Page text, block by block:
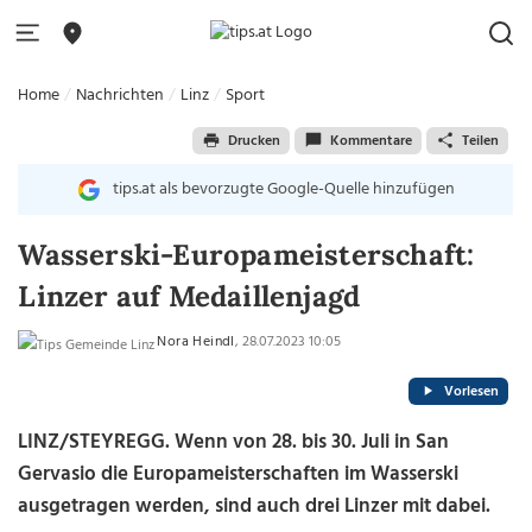
Home Nachrichten Linz Sport
Drucken Kommentare Teilen
tips.at als bevorzugte Google-Quelle hinzufügen
Wasserski-Europameisterschaft:
Linzer auf Medaillenjagd
Nora Heindl, 28.07.2023 10:05
Vorlesen
LINZ/STEYREGG.Wenn von 28. bis 30. Juli in San
Gervasio die Europameisterschaften im Wasserski
ausgetragen werden, sind auch drei Linzer mit dabei.